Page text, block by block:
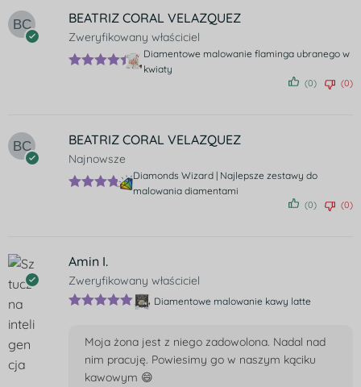
BEATRIZ CORAL VELAZQUEZ
Zweryfikowany właściciel
Diamentowe malowanie flaminga ubranego w
kwiaty
(0) (0)
BEATRIZ CORAL VELAZQUEZ
Najnowsze
Diamonds Wizard | Najlepsze zestawy do
malowania diamentami
(0) (0)
Amin I.
Zweryfikowany właściciel
Diamentowe malowanie kawy latte
Moja żona jest z niego zadowolona. Nadal nad
nim pracuję. Powiesimy go w naszym kąciku
kawowym 😄